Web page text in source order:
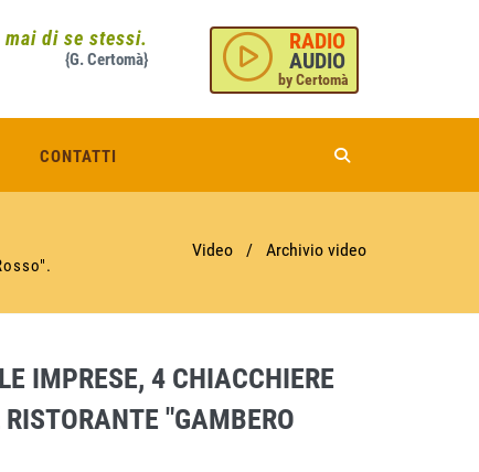
di se stessi.
{G. Certomà}
RADIO
AUDIO
by Certomà
CONTATTI
Video / Archivio video
IMPRESE, 4 CHIACCHIERE
"GAMBERO